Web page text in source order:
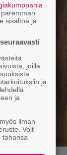
sisältöä ja
joilla
ja
ja
ilman
Voit
tahansa